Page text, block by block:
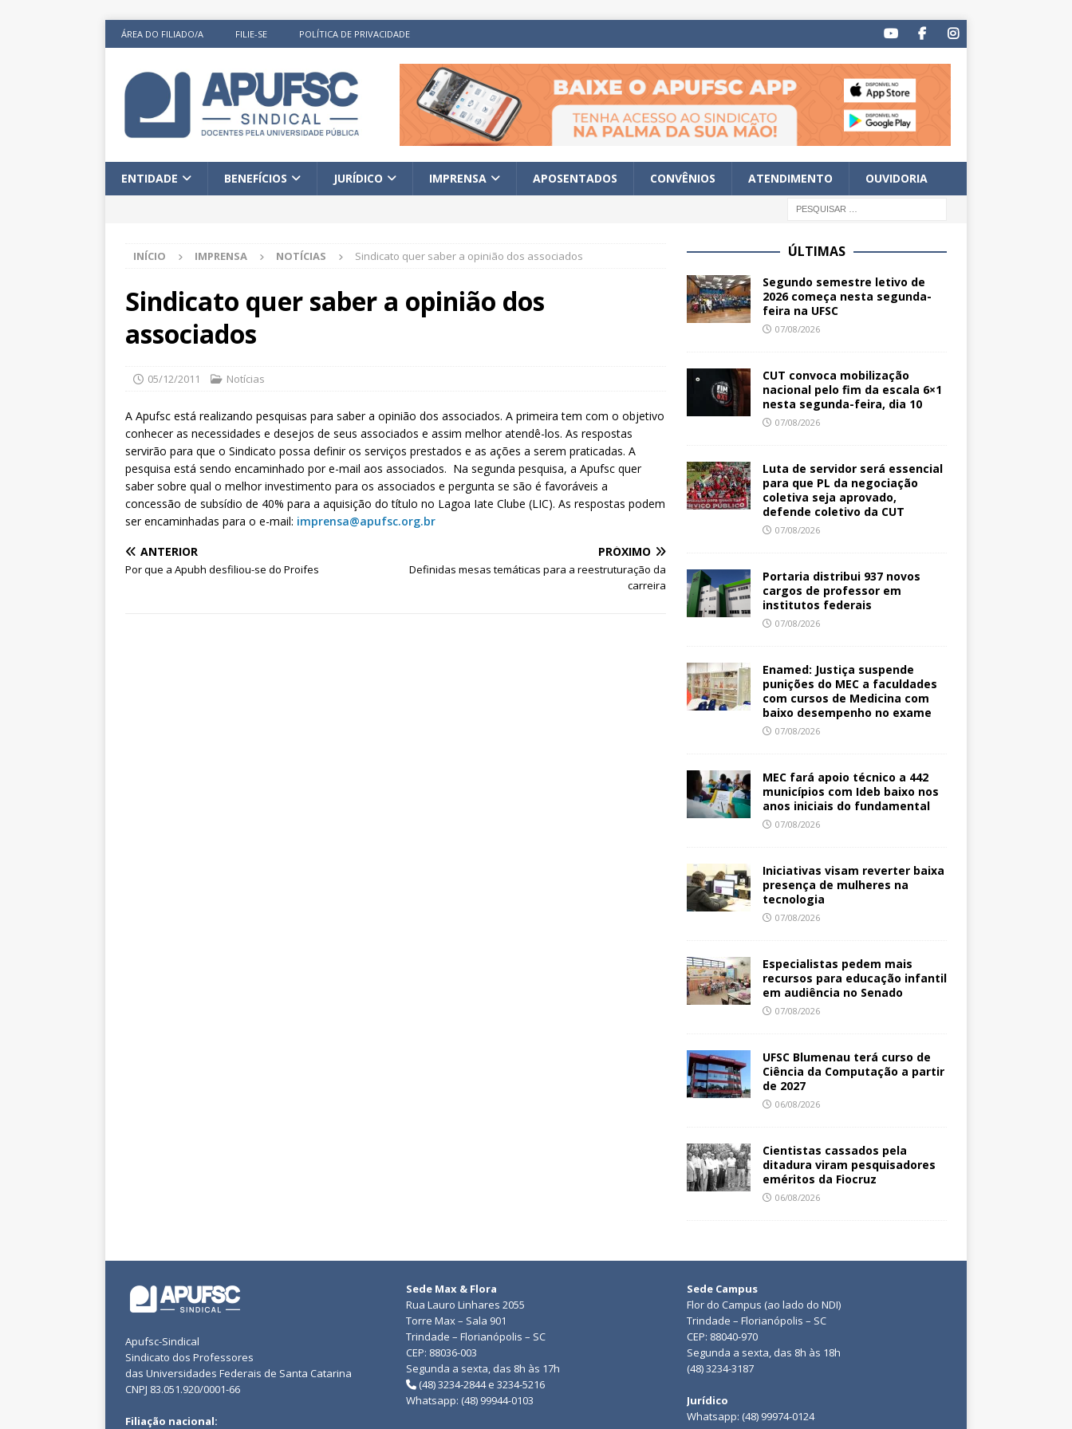
ÁREA DO FILIADO/A FILIE-SE POLÍTICA DE PRIVACIDADE
ENTIDADE BENEFÍCIOS JURÍDICO IMPRENSA APOSENTADOS CONVÊNIOS ATENDIMENTO OUVIDORIA
INÍCIO IMPRENSA NOTÍCIAS Sindicato quer saber a opinião dos associados
Sindicato quer saber a opinião dos
associados
05/12/2011 Notícias
A Apufsc está realizando pesquisas para saber a opinião dos associados. A primeira tem com o objetivo
conhecer as necessidades e desejos de seus associados e assim melhor atendê-los. As respostas
servirão para que o Sindicato possa definir os serviços prestados e as ações a serem praticadas. A
pesquisa está sendo encaminhado por e-mail aos associados. Na segunda pesquisa, a Apufsc quer
saber sobre qual o melhor investimento para os associados e pergunta se são é favoráveis a
concessão de subsídio de 40% para a aquisição do título no Lagoa Iate Clube (LIC). As respostas podem
ser encaminhadas para o e-mail: imprensa@apufsc.org.br
ANTERIOR
Por que a Apubh desfiliou-se do Proifes
PRÓXIMO
Definidas mesas temáticas para a reestruturação da
carreira
ÚLTIMAS
Segundo semestre letivo de
2026 começa nesta segunda-
feira na UFSC
07/08/2026
CUT convoca mobilização
nacional pelo fim da escala 6×1
nesta segunda-feira, dia 10
07/08/2026
Luta de servidor será essencial
para que PL da negociação
coletiva seja aprovado,
defende coletivo da CUT
07/08/2026
Portaria distribui 937 novos
cargos de professor em
institutos federais
07/08/2026
Enamed: Justiça suspende
punições do MEC a faculdades
com cursos de Medicina com
baixo desempenho no exame
07/08/2026
MEC fará apoio técnico a 442
municípios com Ideb baixo nos
anos iniciais do fundamental
07/08/2026
Iniciativas visam reverter baixa
presença de mulheres na
tecnologia
07/08/2026
Especialistas pedem mais
recursos para educação infantil
em audiência no Senado
07/08/2026
UFSC Blumenau terá curso de
Ciência da Computação a partir
de 2027
06/08/2026
Cientistas cassados pela
ditadura viram pesquisadores
eméritos da Fiocruz
06/08/2026
Apufsc-Sindical
Sindicato dos Professores
das Universidades Federais de Santa Catarina
CNPJ 83.051.920/0001-66
Filiação nacional:
Sede Max & Flora
Rua Lauro Linhares 2055
Torre Max – Sala 901
Trindade – Florianópolis – SC
CEP: 88036-003
Segunda a sexta, das 8h às 17h
(48) 3234-2844 e 3234-5216
Whatsapp: (48) 99944-0103
Sede Campus
Flor do Campus (ao lado do NDI)
Trindade – Florianópolis – SC
CEP: 88040-970
Segunda a sexta, das 8h às 18h
(48) 3234-3187
Jurídico
Whatsapp: (48) 99974-0124